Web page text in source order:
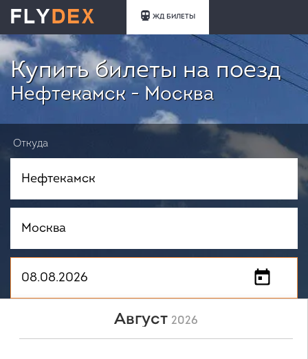
ЖД БИЛЕТЫ
Купить билеты на поезд
Нефтекамск - Москва
Откуда
НАЙТИ
Август 2026